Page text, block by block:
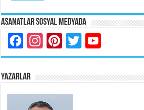
Asanatlar Sosyal Medyada
Facebook
Instagram
Pinterest
Twitter
YAZARLAR